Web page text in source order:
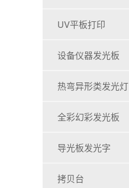
UV平板打印
设备仪器发光板
热弯异形类发光灯
全彩幻彩发光板
导光板发光字
拷贝台